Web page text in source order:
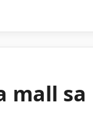
mall